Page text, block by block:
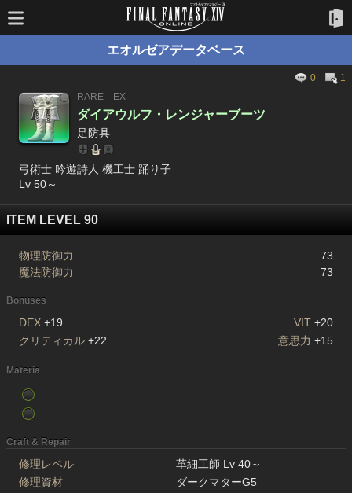
エオルゼアデータベース
0
1
RARE
EX
ダイアウルフ・レンジャーブーツ
足防具
弓術士 吟遊詩人 機工士 踊り子
Lv 50～
ITEM LEVEL 90
物理防御力
73
魔法防御力
73
Bonuses
DEX +19 VIT +20
クリティカル +22 意思力 +15
Materia
Craft & Repair
修理レベル
革細工師 Lv 40～
修理資材
ダークマターG5